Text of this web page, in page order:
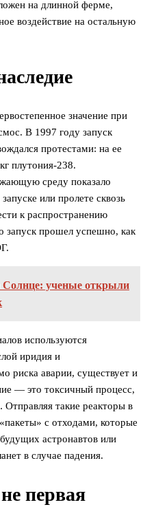
на длинной ферме,
воздействие на остальную
значение при
В 1997 году запуск
протестами: на ее
плутония-238.
среду показало
или пролете сквозь
к распространению
запуск прошел успешно, как
ученые открыли
используются
иридия и
риска аварии, существует и
— это токсичный процесс,
такие реакторы в
с отходами, которые
астронавтов или
в случае падения.
первая